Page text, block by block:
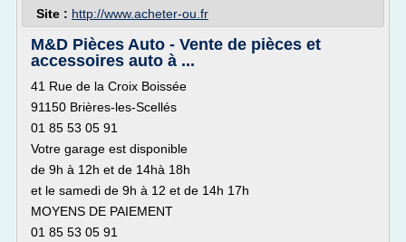
Site : http://www.acheter-ou.fr
M&D Pièces Auto - Vente de pièces et
accessoires auto à ...
41 Rue de la Croix Boissée
91150 Brières-les-Scellés
01 85 53 05 91
Votre garage est disponible
de 9h à 12h et de 14hà 18h
et le samedi de 9h à 12 et de 14h 17h
MOYENS DE PAIEMENT
01 85 53 05 91